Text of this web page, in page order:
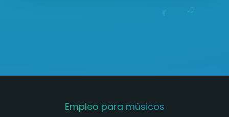
Empleo para músicos